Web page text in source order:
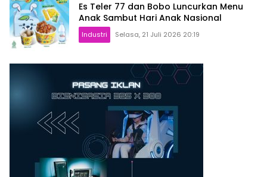
Es Teler 77 dan Bobo Luncurkan Menu
Anak Sambut Hari Anak Nasional
Industri Selasa, 21 Juli 2026 20:19